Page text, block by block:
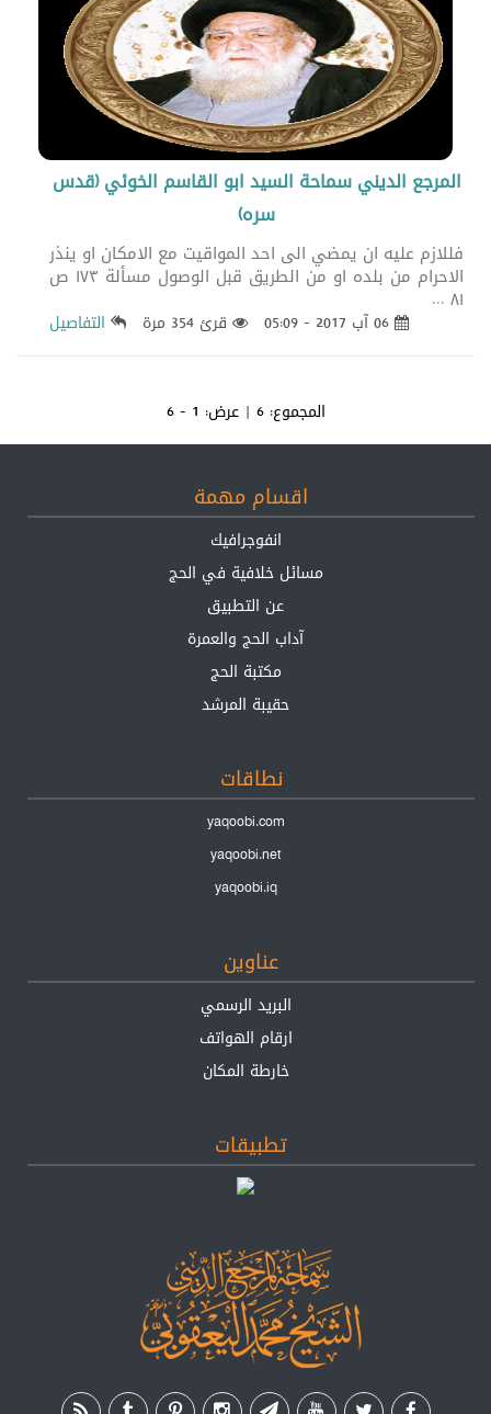
المرجع الديني سماحة السيد ابو القاسم الخوئي (قدس
سره)
فللازم عليه ان يمضي الى احد المواقيت مع الامكان او ينذر
الاحرام من بلده او من الطريق قبل الوصول مسألة ١٧٣ ص
٨١ ...
قرئ 354 مرة التفاصيل
المجموع:6 | عرض: 1 - 6
اقسام مهمة
انفوجرافيك
مسائل خلافية في الحج
عن التطبيق
آداب الحج والعمرة
مكتبة الحج
حقيبة المرشد
نطاقات
yaqoobi.com
yaqoobi.net
yaqoobi.iq
عناوين
البريد الرسمي
ارقام الهواتف
خارطة المكان
تطبيقات